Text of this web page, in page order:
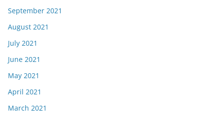
September 2021
August 2021
July 2021
June 2021
May 2021
April 2021
March 2021